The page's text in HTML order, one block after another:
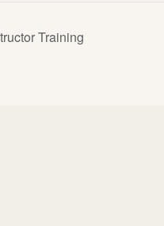
Training